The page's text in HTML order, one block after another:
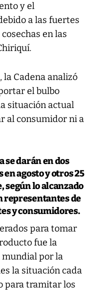
y el
a las fuertes
en las
la Cadena analizó
el bulbo
situación actual
al consumidor ni a
se darán en dos
agosto y otros 25
lo alcanzado
representantes de
y consumidores.
para tomar
fue la
mundial por la
la situación cada
para tramitar los